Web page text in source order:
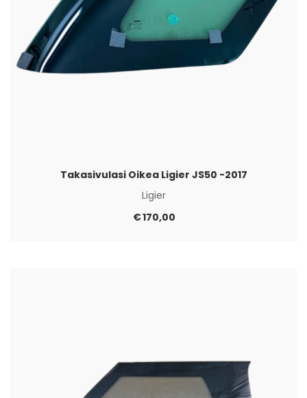
Takasivulasi Oikea Ligier JS50 -2017
Ligier
€170,00